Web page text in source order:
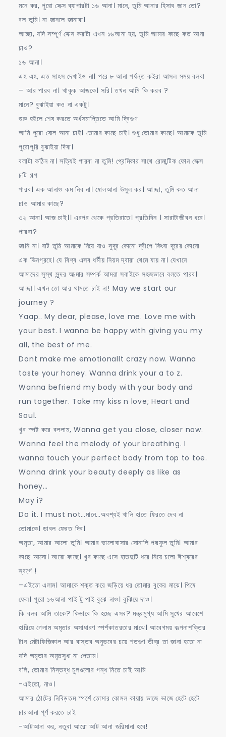
মনে কর, পুরো সেক্স ব্যাপারটা ১৬ আনা। মানে, তুমি আনার হিসাব জান তো?
বল তুমি। না জানলে জানাবা।
আচ্ছা, যদি সম্পূর্ণ সেক্স করাটা এখন ১৬আনা হয়, তুমি আমার কাছে কত আনা
চাও?
১৬ আনা।
এহ এহ, এত সাহস দেখাইও না। পরে ৮ আনা পর্যন্ত কইরা আসল সময় বলবা
– আর পারব না। থাকুক আজকে। সরি। তখন আমি কি করব ?
মানে? বুঝাইয়া কও না একটু।
শুরু হইলে শেষ করতে অর্ধসমাপ্তিতে আমি দ্বিগুণ
আমি পুরো ষোল আনা চাই। তোমার কাছে চাই। শুধু তোমার কাছে। আমাকে তুমি
পুরোপুরি বুঝাইয়া দিবা।
বলাটা কঠিন না। সত্যিই পারবা না তুমি! প্রেমিকার সাথে রোমান্টিক ফোন সেক্স
চটি গল্প
পারব। এক আনাও কম নিব না। ষোলআনা উসুল কর। আচ্ছা, তুমি কত আনা
চাও আমার কাছে?
৩২ আনা। আজ চাই।। এরপর থেকে প্রতিরাতে। প্রতিদিন । সারাটাজীবন ধরে।
পারবা?
জানি না। বাট তুমি আমাকে নিয়ে যাও সুদূর কোনো দ্বীপে কিংবা দূরের কোনো
এক ভিনগ্রহে। যে বিশ্ব এসব ধর্মীয় নিয়ম দ্বারা থেমে যায় না। যেখানে
আমাদের সুস্থ সুন্দর আত্মার সম্পর্ক আমরা সবাইকে সহজভাবে বলতে পারব।
আচ্ছা। এখন তো আর থামতে চাই না! May we start our
journey ?
Yaap.. My dear, please, love me. Love me with
your best. I wanna be happy with giving you my
all, the best of me.
Dont make me emotionallt crazy now. Wanna
taste your honey. Wanna drink your a to z.
Wanna befriend my body with your body and
run together. Take my kiss n love; Heart and
Soul.
খুব স্পষ্ট করে বললাম, Wanna get you close, closer now.
Wanna feel the melody of your breathing. I
wanna touch your perfect body from top to toe.
Wanna drink your beauty deeply as like as
honey…
May i?
Do it. I must not…মানে…অবশ্যই খালি হাতে ফিরতে দেব না
তোমাকে। ডাবল ফেরত দিব।
অমৃতা, আমার আলো তুমি। আমার ভালোবাসার সোনালি পদ্মফুল তুমি। আমার
কাছে আসো। আরো কাছে। খুব কাছে এসে হাতদুটি ধরে নিয়ে চলো ঈশ্বরের
স্বর্গে !
–এইতো এলাম। আমাকে শক্ত করে জড়িয়ে ধর তোমার বুকের মাঝে। পিষে
ফেল। পুরো ১৬আনা পাই টু পাই বুঝে নাও। বুঝিয়ে দাও।
কি বলব আমি তাকে? কিভাবে কি হচ্ছে এসব? মন্ত্রমুগ্ধ আমি সুখের আবেশে
হারিয়ে গেলাম অমৃতার অসাধারণ স্পর্শকাতরতার মাঝে। আবেগময় কল্পনাশক্তির
টান মেটাফিজিকাল আর বাস্তব অনুভবের চয়ে শতগুণ তীব্র তা জানা হতো না
যদি অমৃতার অমৃতসুধা না পেতাম।
বলি, তোমার নিস্তব্ধ চুলগুলোর গন্ধ নিতে চাই আমি
-এইতো, নাও।
আমার ঠোটের নিবিড়তম স্পর্শে তোমার কোমল কায়ায় ভাজে ভাজে হেটে হেটে
চারআনা পূর্ণ করতে চাই
-আটআনা কর, নতুবা আরো আট আনা জরিমানা হবে!